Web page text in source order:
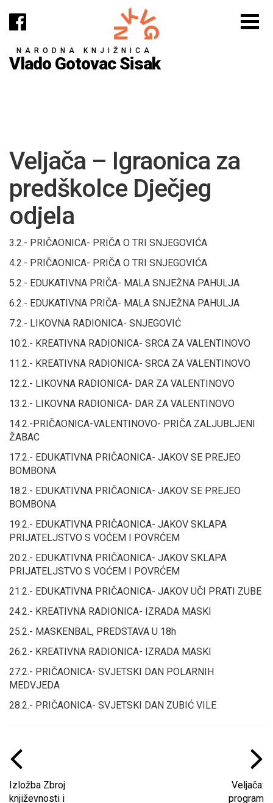
NARODNA KNJIŽNICA
Vlado Gotovac Sisak
Veljača – Igraonica za
predškolce Dječjeg
odjela
3.2.- PRIČAONICA- PRIČA O TRI SNJEGOVIĆA
4.2.- PRIČAONICA- PRIČA O TRI SNJEGOVIĆA
5.2.- EDUKATIVNA PRIČA- MALA SNJEŽNA PAHULJA
6.2.- EDUKATIVNA PRIČA- MALA SNJEŽNA PAHULJA
7.2.- LIKOVNA RADIONICA- SNJEGOVIĆ
10.2.- KREATIVNA RADIONICA- SRCA ZA VALENTINOVO
11.2.- KREATIVNA RADIONICA- SRCA ZA VALENTINOVO
12.2.- LIKOVNA RADIONICA- DAR ZA VALENTINOVO
13.2.- LIKOVNA RADIONICA- DAR ZA VALENTINOVO
14.2.-PRIČAONICA-VALENTINOVO- PRIČA ZALJUBLJENI
ŽABAC
17.2.- EDUKATIVNA PRIČAONICA- JAKOV SE PREJEO
BOMBONA
18.2.- EDUKATIVNA PRIČAONICA- JAKOV SE PREJEO
BOMBONA
19.2.- EDUKATIVNA PRIČAONICA- JAKOV SKLAPA
PRIJATELJSTVO S VOĆEM I POVRĆEM
20.2.- EDUKATIVNA PRIČAONICA- JAKOV SKLAPA
PRIJATELJSTVO S VOĆEM I POVRĆEM
21.2.- EDUKATIVNA PRIČAONICA- JAKOV UČI PRATI ZUBE
24.2.- KREATIVNA RADIONICA- IZRADA MASKI
25.2.- MASKENBAL, PREDSTAVA U 18h
26.2.- KREATIVNA RADIONICA- IZRADA MASKI
27.2.- PRIČAONICA- SVJETSKI DAN POLARNIH
MEDVJEDA
28.2.- PRIČAONICA- SVJETSKI DAN ZUBIĆ VILE
Izložba Zbroj
književnosti i
Veljača:
program